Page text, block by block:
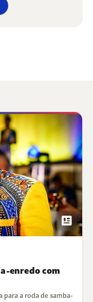
newsmode
enredo com
a roda de samba-